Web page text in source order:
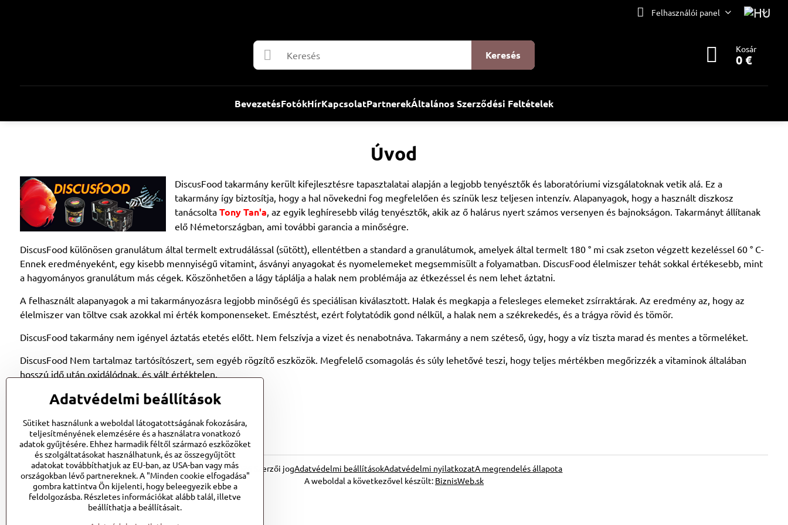
Felhasználói panel
Keresés Kosár
0 €
BevezetésFotókHírKapcsolatPartnerekÁltalános Szerződési Feltételek
Úvod
DiscusFood takarmány került kifejlesztésre tapasztalatai alapján a legjobb tenyésztők és laboratóriumi vizsgálatoknak vetik alá. Ez a
takarmány így biztosítja, hogy a hal növekedni fog megfelelően és színük lesz teljesen intenzív. Alapanyagok, hogy a használt diszkosz
tanácsolta Tony Tan'a, az egyik leghíresebb világ tenyésztők, akik az ő halárus nyert számos versenyen és bajnokságon. Takarmányt állítanak
elő Németországban, ami további garancia a minőségre.
DiscusFood különösen granulátum által termelt extrudálással (sütött), ellentétben a standard a granulátumok, amelyek által termelt 180 ° mi csak zseton végzett kezeléssel 60 ° C-
Ennek eredményeként, egy kisebb mennyiségű vitamint, ásványi anyagokat és nyomelemeket megsemmisült a folyamatban. DiscusFood élelmiszer tehát sokkal értékesebb, mint
a hagyományos granulátum más cégek. Köszönhetően a lágy táplálja a halak nem problémája az étkezéssel és nem lehet áztatni.
A felhasznált alapanyagok a mi takarmányozásra legjobb minőségű és speciálisan kiválasztott. Halak és megkapja a felesleges elemeket zsírraktárak. Az eredmény az, hogy az
élelmiszer van töltve csak azokkal mi érték komponenseket. Emésztést, ezért folytatódik gond nélkül, a halak nem a székrekedés, és a trágya rövid és tömör.
DiscusFood takarmány nem igényel áztatás etetés előtt. Nem felszívja a vizet és nenabotnáva. Takarmány a nem széteső, úgy, hogy a víz tiszta marad és mentes a törmeléket.
DiscusFood Nem tartalmaz tartósítószert, sem egyéb rögzítő eszközök. Megfelelő csomagolás és súly lehetővé teszi, hogy teljes mértékben megőrizzék a vitaminok általában
hosszú idő után oxidálódnak, és vált értéktelen.
©2026 Szerzői jogAdatvédelmi beállításokAdatvédelmi nyilatkozatA megrendelés állapota
A weboldal a következővel készült: BiznisWeb.sk
Adatvédelmi beállítások
Sütiket használunk a weboldal látogatottságának fokozására,
teljesítményének elemzésére és a használatra vonatkozó
adatok gyűjtésére. Ehhez harmadik féltől származó eszközöket
és szolgáltatásokat használhatunk, és az összegyűjtött
adatokat továbbíthatjuk az EU-ban, az USA-ban vagy más
országokban lévő partnereknek. A "Minden cookie elfogadása"
gombra kattintva Ön kijelenti, hogy beleegyezik ebbe a
feldolgozásba. Részletes információkat alább talál, illetve
beállíthatja a beállításait.